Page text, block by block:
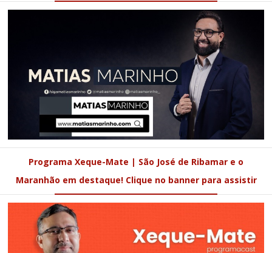
Programa Xeque-Mate | São José de Ribamar e o
Maranhão em destaque! Clique no banner para assistir